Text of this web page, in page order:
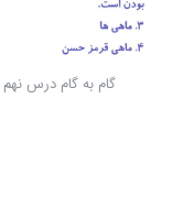
گام به گام درس